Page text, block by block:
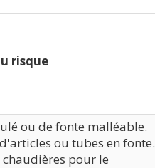
risque
ou de fonte malléable.
ou tubes en fonte.
pour le